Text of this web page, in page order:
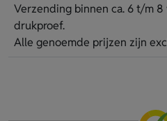
Verzending binnen ca. 6 t/m 8
drukproef.
Alle genoemde prijzen zijn